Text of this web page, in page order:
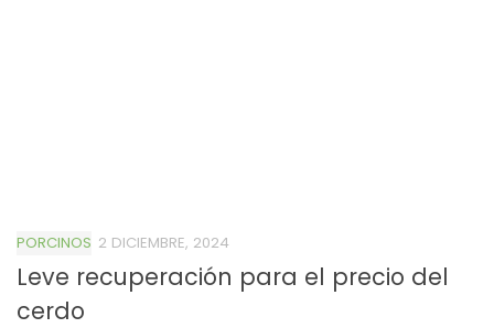
PORCINOS 2 DICIEMBRE, 2024
Leve recuperación para el precio del
cerdo